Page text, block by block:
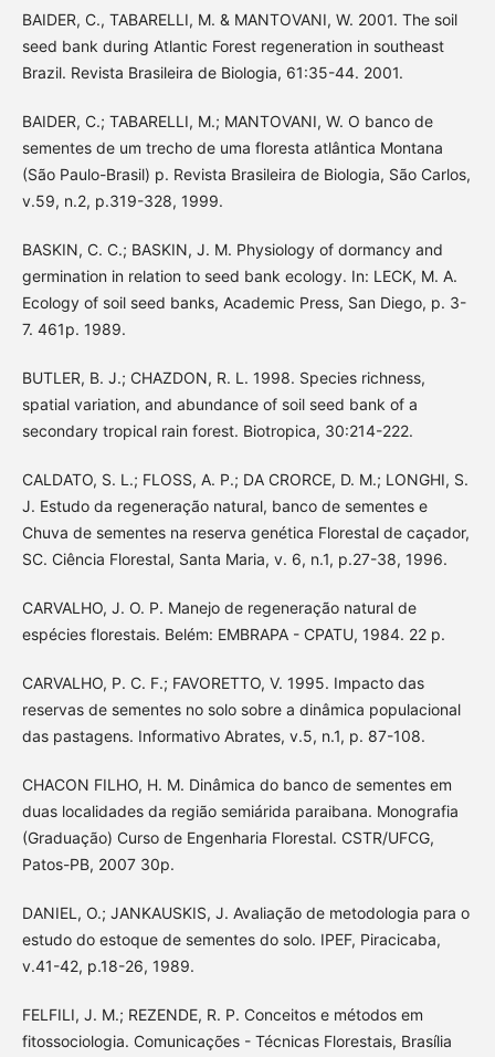
BAIDER, C., TABARELLI, M. & MANTOVANI, W. 2001. The soil
seed bank during Atlantic Forest regeneration in southeast
Brazil. Revista Brasileira de Biologia, 61:35-44. 2001.
BAIDER, C.; TABARELLI, M.; MANTOVANI, W. O banco de
sementes de um trecho de uma floresta atlântica Montana
(São Paulo-Brasil) p. Revista Brasileira de Biologia, São Carlos,
v.59, n.2, p.319-328, 1999.
BASKIN, C. C.; BASKIN, J. M. Physiology of dormancy and
germination in relation to seed bank ecology. In: LECK, M. A.
Ecology of soil seed banks, Academic Press, San Diego, p. 3-
7. 461p. 1989.
BUTLER, B. J.; CHAZDON, R. L. 1998. Species richness,
spatial variation, and abundance of soil seed bank of a
secondary tropical rain forest. Biotropica, 30:214-222.
CALDATO, S. L.; FLOSS, A. P.; DA CRORCE, D. M.; LONGHI, S.
J. Estudo da regeneração natural, banco de sementes e
Chuva de sementes na reserva genética Florestal de caçador,
SC. Ciência Florestal, Santa Maria, v. 6, n.1, p.27-38, 1996.
CARVALHO, J. O. P. Manejo de regeneração natural de
espécies florestais. Belém: EMBRAPA - CPATU, 1984. 22 p.
CARVALHO, P. C. F.; FAVORETTO, V. 1995. Impacto das
reservas de sementes no solo sobre a dinâmica populacional
das pastagens. Informativo Abrates, v.5, n.1, p. 87-108.
CHACON FILHO, H. M. Dinâmica do banco de sementes em
duas localidades da região semiárida paraibana. Monografia
(Graduação) Curso de Engenharia Florestal. CSTR/UFCG,
Patos-PB, 2007 30p.
DANIEL, O.; JANKAUSKIS, J. Avaliação de metodologia para o
estudo do estoque de sementes do solo. IPEF, Piracicaba,
v.41-42, p.18-26, 1989.
FELFILI, J. M.; REZENDE, R. P. Conceitos e métodos em
fitossociologia. Comunicações - Técnicas Florestais, Brasília